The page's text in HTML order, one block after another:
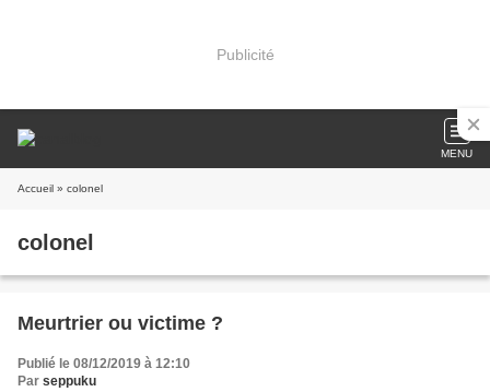
Publicité
MENU
Accueil » colonel
colonel
Meurtrier ou victime ?
Publié le 08/12/2019 à 12:10
Par seppuku